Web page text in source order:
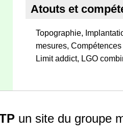
Atouts et
Topographie,
mesures,
Limit addict, LGO
un site du groupe